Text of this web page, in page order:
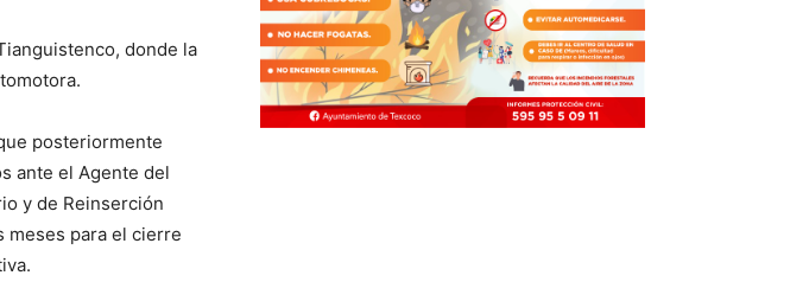
donde la
posteriormente
ante el Agente del
y de Reinserción
meses para el cierre